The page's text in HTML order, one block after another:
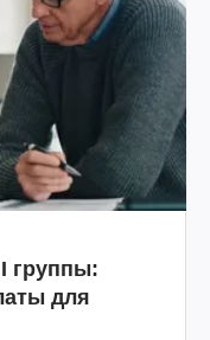
группы:
для